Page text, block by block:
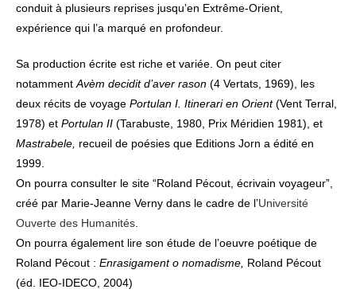
conduit à plusieurs reprises jusqu’en Extrême-Orient,
expérience qui l’a marqué en profondeur.
Sa production écrite est riche et variée. On peut citer
notamment Avèm decidit d’aver rason (4 Vertats, 1969), les
deux récits de voyage Portulan I. Itinerari en Orient(Vent Terral,
1978) et Portulan II (Tarabuste, 1980, Prix Méridien 1981), et
Mastrabele, recueil de poésies que Editions Jorn a édité en
1999.
On pourra consulter le site “Roland Pécout, écrivain voyageur”,
créé par Marie-Jeanne Verny dans le cadre de l’Université
Ouverte des Humanités
On pourra également lire son étude de l’oeuvre poétique de
Roland Pécout : Enrasigament o nomadisme, Roland Pécout
(éd. IEO-IDECO, 2004)